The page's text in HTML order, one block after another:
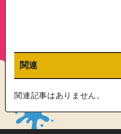
関連
関連記事はありません。